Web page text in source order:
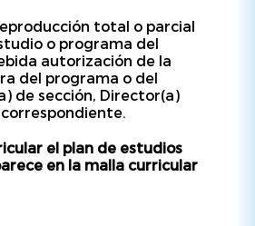
total o parcial
o programa del
autorización de la
del programa o del
de sección, Director(a)
correspondiente.
el plan de estudios
en la malla curricular